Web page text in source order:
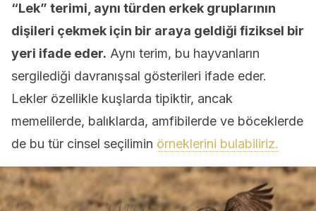
“Lek” terimi, aynı türden erkek gruplarının
dişileri çekmek için bir araya geldiği fiziksel bir
yeri ifade eder. Aynı terim, bu hayvanların
sergilediği davranışsal gösterileri ifade eder.
Lekler özellikle kuşlarda tipiktir, ancak
memelilerde, balıklarda, amfibilerde ve böceklerde
de bu tür cinsel seçilimin örneklerini bulabiliriz.